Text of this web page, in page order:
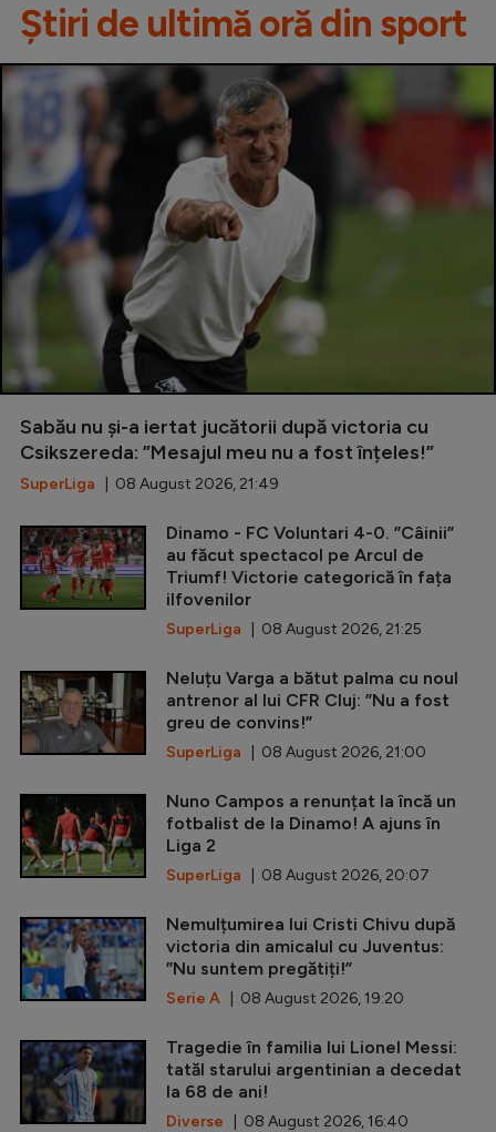
Știri de ultimă oră din sport
Sabău nu și-a iertat jucătorii după victoria cu
Csikszereda: ”Mesajul meu nu a fost înțeles!”
SuperLiga | 08 August 2026, 21:49
Dinamo - FC Voluntari 4-0. ”Câinii”
au făcut spectacol pe Arcul de
Triumf! Victorie categorică în fața
ilfovenilor
SuperLiga | 08 August 2026, 21:25
Neluțu Varga a bătut palma cu noul
antrenor al lui CFR Cluj: ”Nu a fost
greu de convins!”
SuperLiga | 08 August 2026, 21:00
Nuno Campos a renunțat la încă un
fotbalist de la Dinamo! A ajuns în
Liga 2
SuperLiga | 08 August 2026, 20:07
Nemulțumirea lui Cristi Chivu după
victoria din amicalul cu Juventus:
”Nu suntem pregătiți!”
Serie A | 08 August 2026, 19:20
Tragedie în familia lui Lionel Messi:
tatăl starului argentinian a decedat
la 68 de ani!
Diverse | 08 August 2026, 16:40